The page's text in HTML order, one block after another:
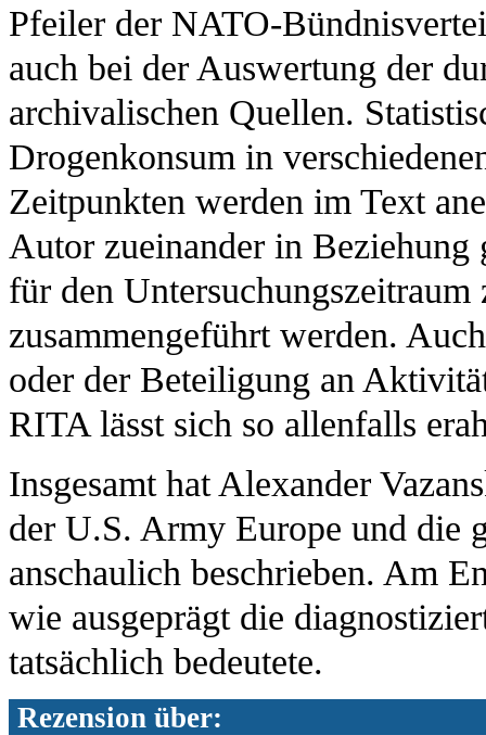
Pfeiler der NATO-
auch bei der Auswertung der
archivalischen Quellen.
Drogenkonsum in
Zeitpunkten werden im Text
Autor zueinander in Beziehung
für den
zusammengeführt werden.
oder der Beteiligung an
RITA lässt sich so allenfalls
Insgesamt hat Alexander
der U.S. Army Europe und die
anschaulich beschrieben. Am
wie ausgeprägt die
tatsächlich bedeutete.
Rezension über: